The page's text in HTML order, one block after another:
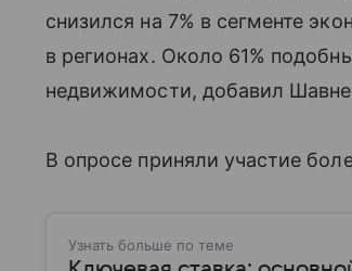
снизился на 7% в сегменте
в регионах. Около 61%
недвижимости, добавил
В опросе приняли участие
Узнать больше по теме